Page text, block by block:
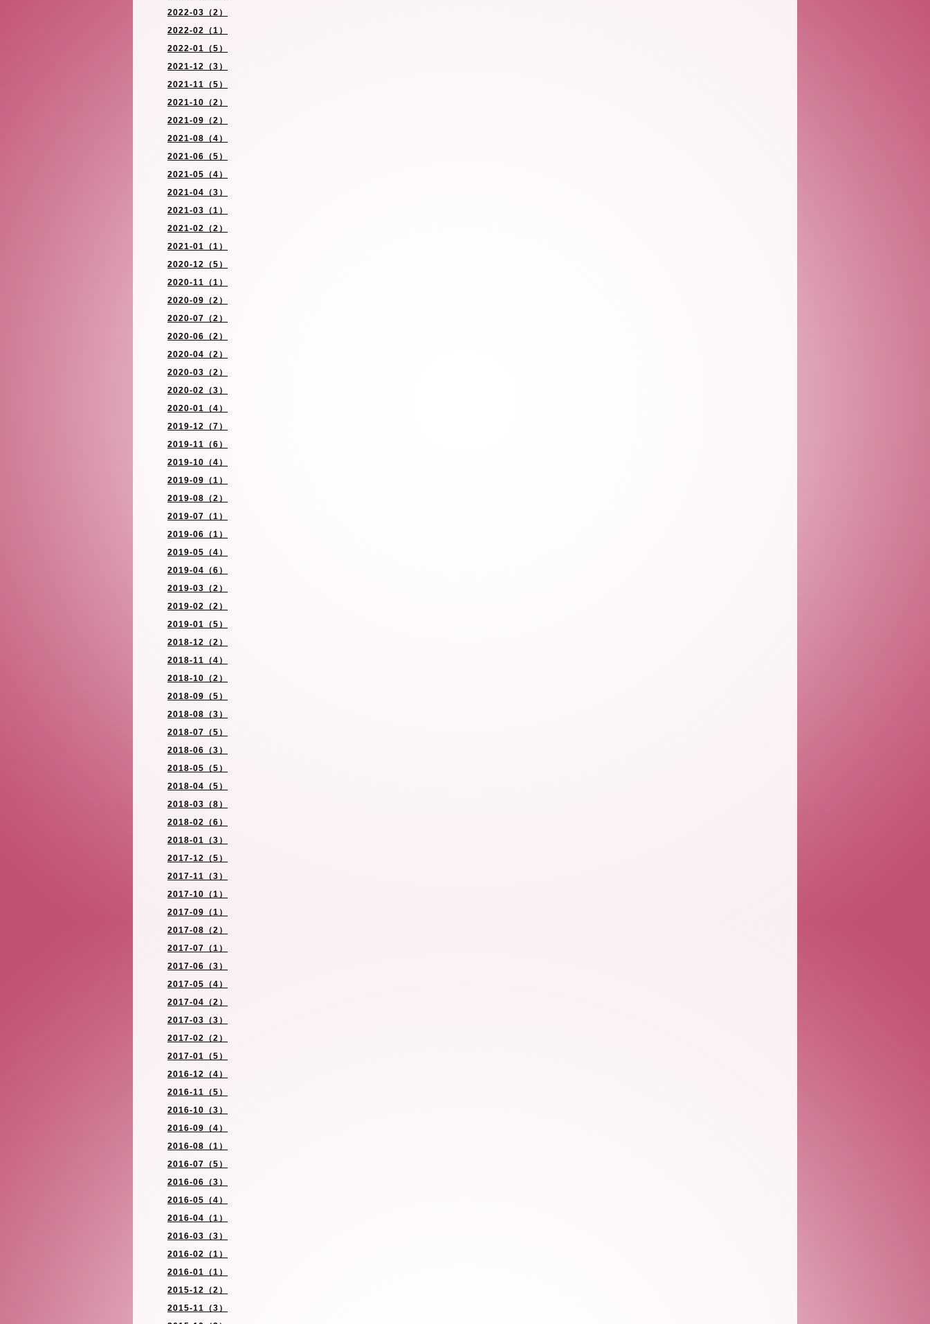
2022-03（2）
2022-02（1）
2022-01（5）
2021-12（3）
2021-11（5）
2021-10（2）
2021-09（2）
2021-08（4）
2021-06（5）
2021-05（4）
2021-04（3）
2021-03（1）
2021-02（2）
2021-01（1）
2020-12（5）
2020-11（1）
2020-09（2）
2020-07（2）
2020-06（2）
2020-04（2）
2020-03（2）
2020-02（3）
2020-01（4）
2019-12（7）
2019-11（6）
2019-10（4）
2019-09（1）
2019-08（2）
2019-07（1）
2019-06（1）
2019-05（4）
2019-04（6）
2019-03（2）
2019-02（2）
2019-01（5）
2018-12（2）
2018-11（4）
2018-10（2）
2018-09（5）
2018-08（3）
2018-07（5）
2018-06（3）
2018-05（5）
2018-04（5）
2018-03（8）
2018-02（6）
2018-01（3）
2017-12（5）
2017-11（3）
2017-10（1）
2017-09（1）
2017-08（2）
2017-07（1）
2017-06（3）
2017-05（4）
2017-04（2）
2017-03（3）
2017-02（2）
2017-01（5）
2016-12（4）
2016-11（5）
2016-10（3）
2016-09（4）
2016-08（1）
2016-07（5）
2016-06（3）
2016-05（4）
2016-04（1）
2016-03（3）
2016-02（1）
2016-01（1）
2015-12（2）
2015-11（3）